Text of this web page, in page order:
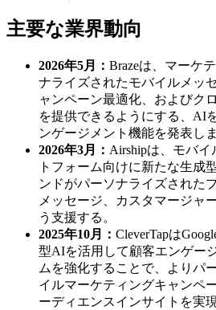
主要な業界動向
2026年5月： Brazeは、マーケ
ナライズされたモバイルメッ
ャンペーン最適化、およびク
を提供できるようにする、AI
ンゲージメント機能を発表しま
2026年3月： Airshipは、モバ
トフォーム向けに新たな生成
ンドがパーソナライズされた
メッセージ、カスタマージャ
う支援する。
2025年10月： CleverTapは
型AIを活用して顧客エンゲー
ムを強化することで、よりパ
イルマーケティングキャンペ
ーディエンスインサイトを実